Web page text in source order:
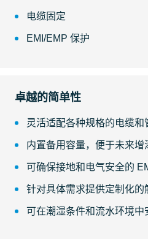
电缆固定
EMI/EMP 保护
卓越的简单性
灵活适配各种规格的电缆和
内置备用容量，便于未来增
可确保接地和电气安全的
针对具体需求提供定制化的
可在潮湿条件和流水环境中